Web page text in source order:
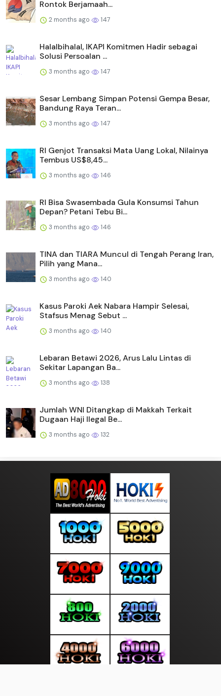
Rontok Berjamaah...
2 months ago 147
Halalbihalal, IKAPI Komitmen Hadir sebagai
Solusi Persoalan ...
3 months ago 147
Sesar Lembang Simpan Potensi Gempa Besar,
Bandung Raya Teran...
3 months ago 147
RI Genjot Transaksi Mata Uang Lokal, Nilainya
Tembus US$8,45...
3 months ago 146
RI Bisa Swasembada Gula Konsumsi Tahun
Depan? Petani Tebu Bi...
3 months ago 146
TINA dan TIARA Muncul di Tengah Perang Iran,
Pilih yang Mana...
3 months ago 140
Kasus Paroki Aek Nabara Hampir Selesai,
Stafsus Menag Sebut ...
3 months ago 140
Lebaran Betawi 2026, Arus Lalu Lintas di
Sekitar Lapangan Ba...
3 months ago 138
Jumlah WNI Ditangkap di Makkah Terkait
Dugaan Haji Ilegal Be...
3 months ago 132